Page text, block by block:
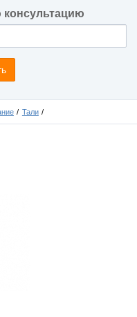
консультацию
Тали